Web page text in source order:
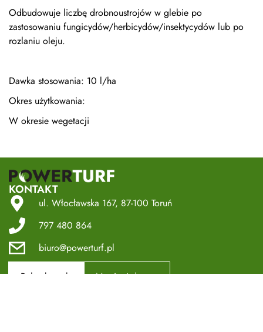
Odbudowuje liczbę drobnoustrojów w glebie po
zastosowaniu fungicydów/herbicydów/insektycydów lub po
rozlaniu oleju.
Dawka stosowania: 10 l/ha
Okres użytkowania:
W okresie wegetacji
KONTAKT
ul. Włocławska 167, 87-100 Toruń
797 480 864
biuro@powerturf.pl
Pełny kontakt Nawiguj do nas